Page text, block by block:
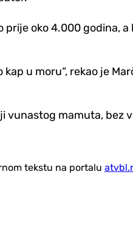
oko 4.000 godina, a
u moru“, rekao je
vunastog mamuta, bez
tekstu na portalu